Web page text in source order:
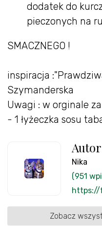
dodatek do
pieczonych na
SMACZNEGO !
inspiracja
Szymanderska
Uwagi : w orginale
- 1 łyżeczka sosu
Autor
Nika
(951
https://
Zobacz